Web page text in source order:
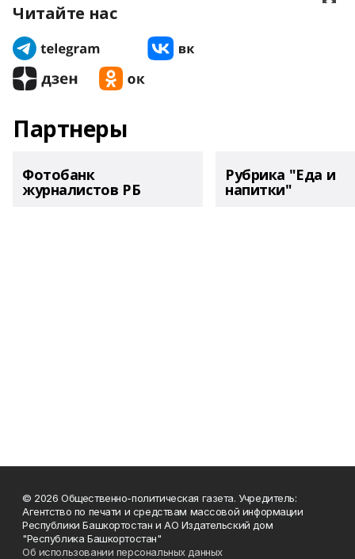
Читайте нас
Партнеры
Фотобанк
журналистов РБ
Рубрика "Еда и
напитки"
© 2026 Общественно-политическая газета. Учредитель:
Агентство по печати и средствам массовой информации
Республики Башкортостан и АО Издательский дом
"Республика Башкортостан"
Об использовании персональных данных